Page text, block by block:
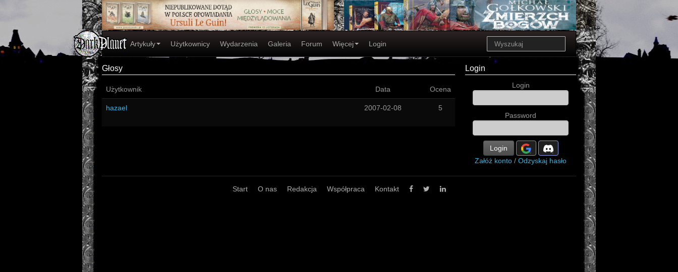
Artykuły Użytkownicy Wydarzenia Galeria Forum Więcej Login
Głosy
Użytkownik Data Ocena
hazael 2007-02-08 5
Login
Login
Password
Login
Załóż konto / Odzyskaj hasło
Start O nas Redakcja Współpraca Kontakt